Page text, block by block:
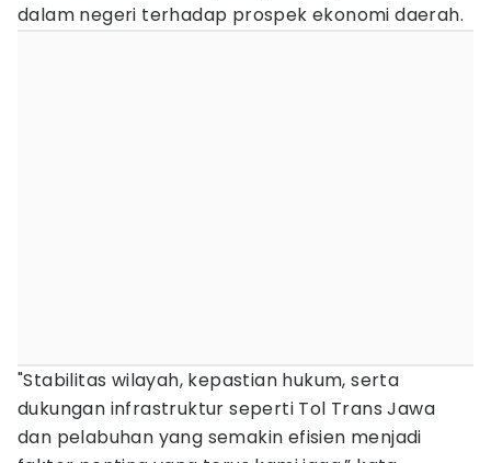
dalam negeri terhadap prospek ekonomi daerah.
"Stabilitas wilayah, kepastian hukum, serta
dukungan infrastruktur seperti Tol Trans Jawa
dan pelabuhan yang semakin efisien menjadi